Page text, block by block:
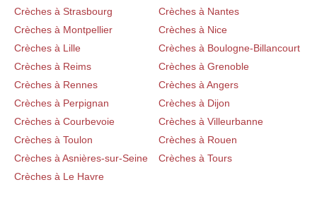
Crèches à Strasbourg
Crèches à Nantes
Crèches à Montpellier
Crèches à Nice
Crèches à Lille
Crèches à Boulogne-Billancourt
Crèches à Reims
Crèches à Grenoble
Crèches à Rennes
Crèches à Angers
Crèches à Perpignan
Crèches à Dijon
Crèches à Courbevoie
Crèches à Villeurbanne
Crèches à Toulon
Crèches à Rouen
Crèches à Asnières-sur-Seine
Crèches à Tours
Crèches à Le Havre